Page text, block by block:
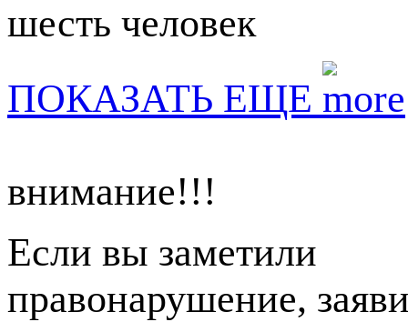
шесть человек
ПОКАЗАТЬ ЕЩЕ
внимание!!!
Если вы заметили
правонарушение,